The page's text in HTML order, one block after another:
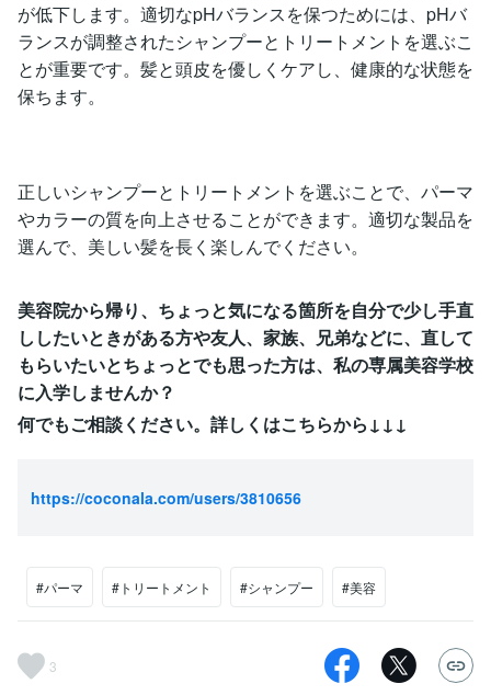
が低下します。適切なpHバランスを保つためには、pHバ
ランスが調整されたシャンプーとトリートメントを選ぶこ
とが重要です。髪と頭皮を優しくケアし、健康的な状態を
保ちます。
正しいシャンプーとトリートメントを選ぶことで、パーマ
やカラーの質を向上させることができます。適切な製品を
選んで、美しい髪を長く楽しんでください。
美容院から帰り、ちょっと気になる箇所を自分で少し手直
ししたいときがある方や友人、家族、兄弟などに、直して
もらいたいとちょっとでも思った方は、私の専属美容学校
に入学しませんか？
何でもご相談ください。詳しくはこちらから↓↓↓
https://coconala.com/users/3810656
#パーマ #トリートメント #シャンプー #美容
3